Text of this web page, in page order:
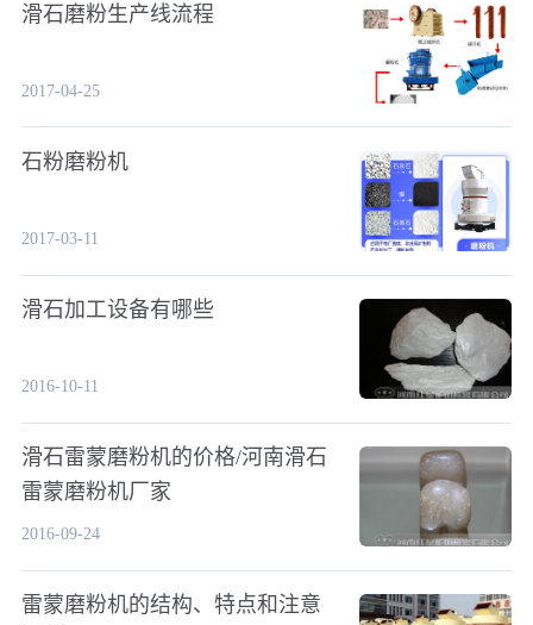
滑石磨粉生产线流程
2017-04-25
石粉磨粉机
2017-03-11
滑石加工设备有哪些
2016-10-11
滑石雷蒙磨粉机的价格/河南滑石
雷蒙磨粉机厂家
2016-09-24
雷蒙磨粉机的结构、特点和注意